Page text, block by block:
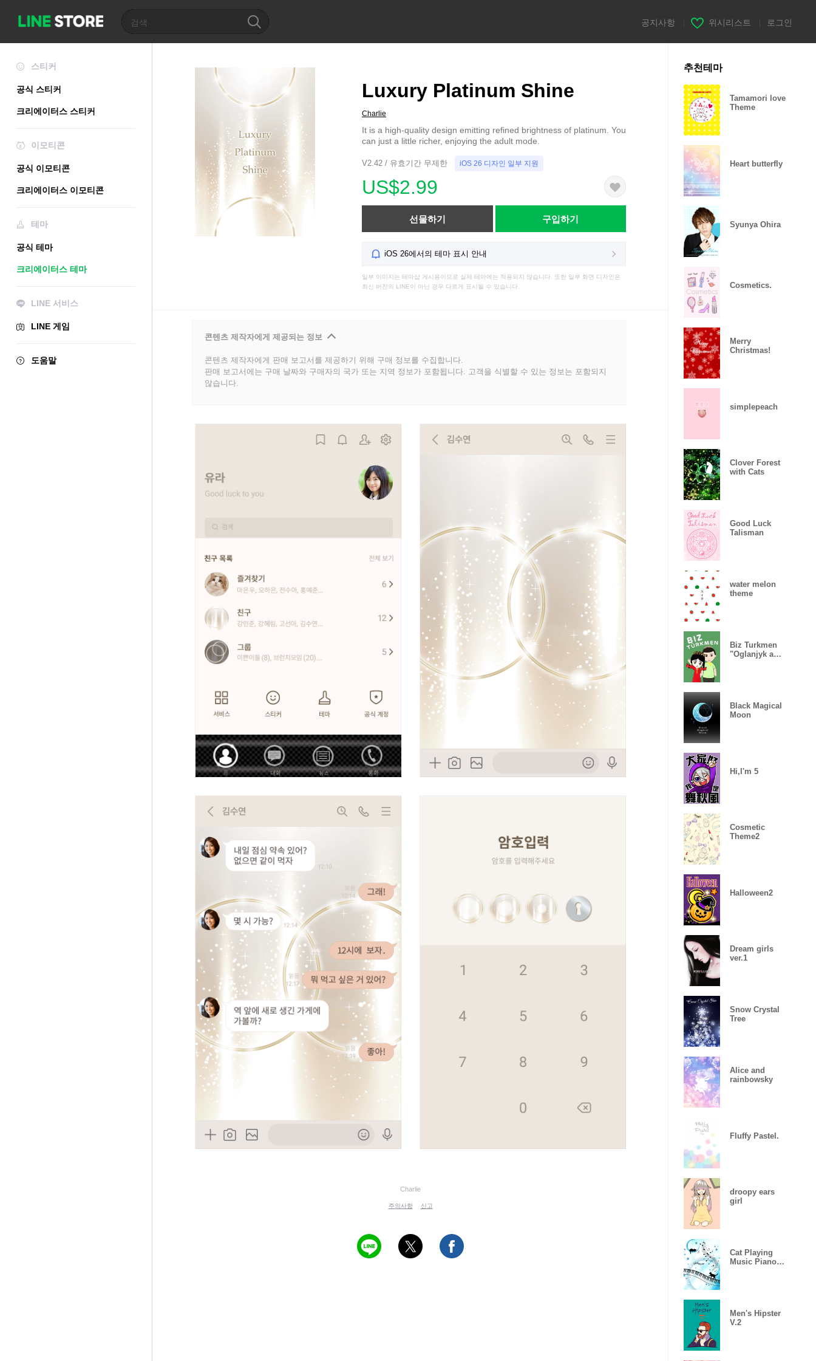
공지사항 위시리스트 로그인
스티커
공식 스티커
크리에이터스 스티커
이모티콘
공식 이모티콘
크리에이터스 이모티콘
테마
공식 테마
크리에이터스 테마
LINE 서비스
LINE 게임
도움말
Luxury Platinum Shine
Charlie
It is a high-quality design emitting refined brightness of platinum. You
can just a little richer, enjoying the adult mode.
V2.42 / 유효기간 무제한 iOS 26 디자인 일부 지원
US$2.99
선물하기 구입하기
iOS 26에서의 테마 표시 안내
일부 이미지는 테마샵 게시용이므로 실제 테마에는 적용되지 않습니다. 또한 일부 화면 디자인은
최신 버전의 LINE이 아닌 경우 다르게 표시될 수 있습니다.
콘텐츠 제작자에게 제공되는 정보
콘텐츠 제작자에게 판매 보고서를 제공하기 위해 구매 정보를 수집합니다.
판매 보고서에는 구매 날짜와 구매자의 국가 또는 지역 정보가 포함됩니다. 고객을 식별할 수 있는 정보는 포함되지
않습니다.
Charlie
주의사항 신고
추천테마
Tamamori love
Theme
Heart butterfly
Syunya Ohira
Cosmetics.
Merry
Christmas!
simplepeach
Clover Forest
with Cats
Good Luck
Talisman
water melon
theme
Biz Turkmen
"Oglanjyk and
Black Magical
Moon
Hi,I'm 5
Cosmetic
Theme2
Halloween2
Dream girls
ver.1
Snow Crystal
Tree
Alice and
rainbowsky
Fluffy Pastel.
droopy ears
girl
Cat Playing
Music Piano
Men's Hipster
V.2